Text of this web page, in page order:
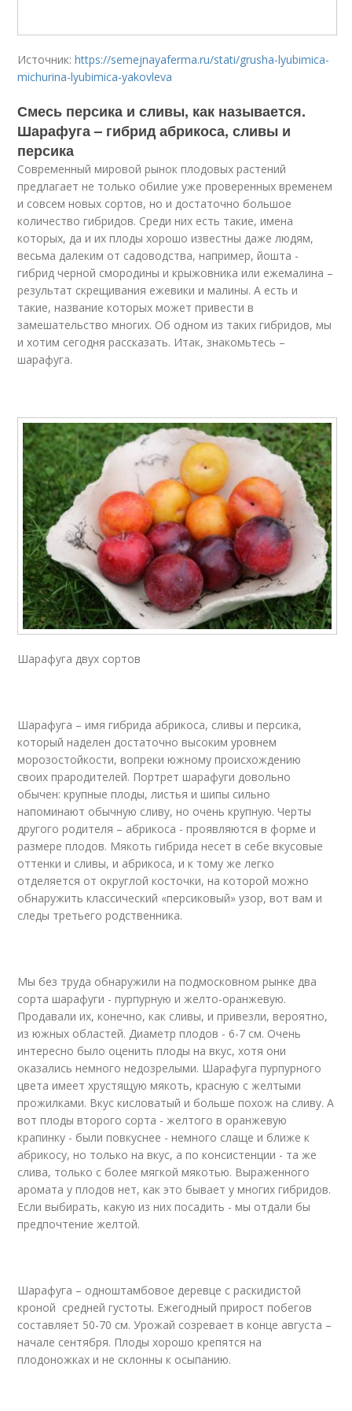
Источник:https://semejnayaferma.ru/stati/grusha-lyubimica-
michurina-lyubimica-yakovleva
Смесь персика и сливы, как называется.
Шарафуга – гибрид абрикоса, сливы и
персика
Современный мировой рынок плодовых растений
предлагает не только обилие уже проверенных временем
и совсем новых сортов, но и достаточно большое
количество гибридов. Среди них есть такие, имена
которых, да и их плоды хорошо известны даже людям,
весьма далеким от садоводства, например, йошта -
гибрид черной смородины и крыжовника или ежемалина –
результат скрещивания ежевики и малины. А есть и
такие, название которых может привести в
замешательство многих. Об одном из таких гибридов, мы
и хотим сегодня рассказать. Итак, знакомьтесь –
шарафуга.
Шарафуга двух сортов
Шарафуга – имя гибрида абрикоса, сливы и персика,
который наделен достаточно высоким уровнем
морозостойкости, вопреки южному происхождению
своих прародителей. Портрет шарафуги довольно
обычен: крупные плоды, листья и шипы сильно
напоминают обычную сливу, но очень крупную. Черты
другого родителя – абрикоса - проявляются в форме и
размере плодов. Мякоть гибрида несет в себе вкусовые
оттенки и сливы, и абрикоса, и к тому же легко
отделяется от округлой косточки, на которой можно
обнаружить классический «персиковый» узор, вот вам и
следы третьего родственника.
Мы без труда обнаружили на подмосковном рынке два
сорта шарафуги - пурпурную и желто-оранжевую.
Продавали их, конечно, как сливы, и привезли, вероятно,
из южных областей. Диаметр плодов - 6-7 см. Очень
интересно было оценить плоды на вкус, хотя они
оказались немного недозрелыми. Шарафуга пурпурного
цвета имеет хрустящую мякоть, красную с желтыми
прожилками. Вкус кисловатый и больше похож на сливу. А
вот плоды второго сорта - желтого в оранжевую
крапинку - были повкуснее - немного слаще и ближе к
абрикосу, но только на вкус, а по консистенции - та же
слива, только с более мягкой мякотью. Выраженного
аромата у плодов нет, как это бывает у многих гибридов.
Если выбирать, какую из них посадить - мы отдали бы
предпочтение желтой.
Шарафуга – одноштамбовое деревце с раскидистой
кроной средней густоты. Ежегодный прирост побегов
составляет 50-70 см. Урожай созревает в конце августа –
начале сентября. Плоды хорошо крепятся на
плодоножках и не склонны к осыпанию.